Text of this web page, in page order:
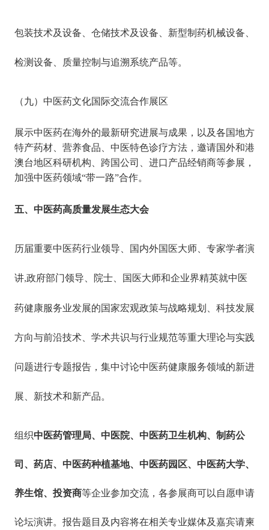
包装技术及设备、仓储技术及设备、新型制药机械设备、
检测设备、质量控制与追溯系统产品等。
（九） 中医药文化国际交流合作展区
展示中医药在海外的最新研究进展与成果，以及各国地方
特产药材、营养食品、中医特色诊疗方法，邀请国外和港
澳台地区科研机构、跨国公司、进口产品经销商等参展，
加强中医药领域“带一路”合作。
五、中医药高质量发展生态大会
历届重要中医药行业领导、国内外国医大师、专家学者演
讲,政府部门领导、院士、国医大师和企业界精英就中医
药健康服务业发展的国家宏观政策与战略规划、科技发展
方向与前沿技术、学术共识与行业规范等重大理论与实践
问题进行专题报告，集中讨论中医药健康服务领域的新进
展、新技术和新产品。
组织中医药管理局、中医院、中医药卫生机构、制药公
司、药店、中医药种植基地、中医药园区、中医药大学、
养生馆、投资商等企业参加交流，各参展商可以自愿申请
论坛演讲。报告题目及内容将在相关专业媒体及嘉宾请柬